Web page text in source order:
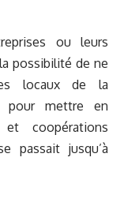
ou leurs
possibilité de ne
locaux de la
pour mettre en
coopérations
passait jusqu’à